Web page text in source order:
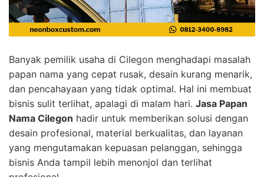
Banyak pemilik usaha di Cilegon menghadapi masalah
papan nama yang cepat rusak, desain kurang menarik,
dan pencahayaan yang tidak optimal. Hal ini membuat
bisnis sulit terlihat, apalagi di malam hari. Jasa Papan
Nama Cilegon hadir untuk memberikan solusi dengan
desain profesional, material berkualitas, dan layanan
yang mengutamakan kepuasan pelanggan, sehingga
bisnis Anda tampil lebih menonjol dan terlihat